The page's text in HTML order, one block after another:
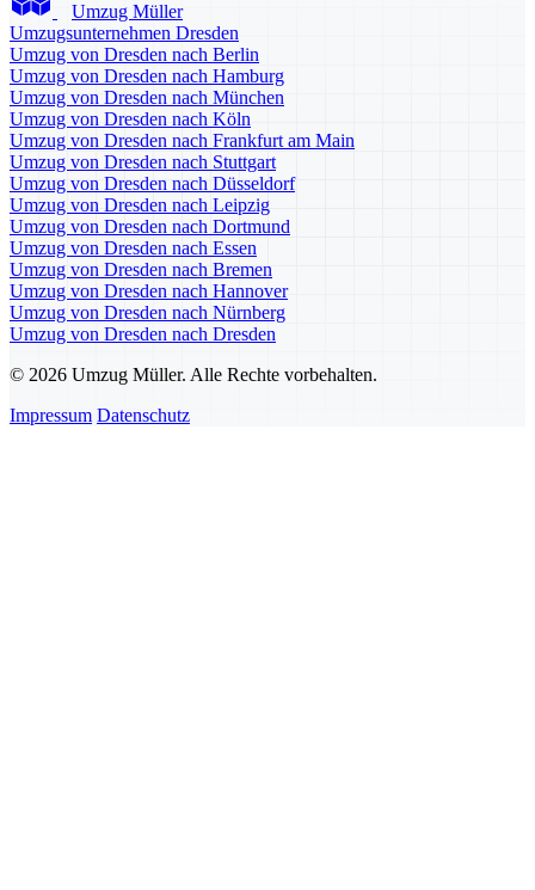
Umzug Müller
Umzugsunternehmen Dresden
Umzug von Dresden nach Berlin
Umzug von Dresden nach Hamburg
Umzug von Dresden nach München
Umzug von Dresden nach Köln
Umzug von Dresden nach Frankfurt am Main
Umzug von Dresden nach Stuttgart
Umzug von Dresden nach Düsseldorf
Umzug von Dresden nach Leipzig
Umzug von Dresden nach Dortmund
Umzug von Dresden nach Essen
Umzug von Dresden nach Bremen
Umzug von Dresden nach Hannover
Umzug von Dresden nach Nürnberg
Umzug von Dresden nach Dresden
© 2026 Umzug Müller. Alle Rechte vorbehalten.
Impressum Datenschutz